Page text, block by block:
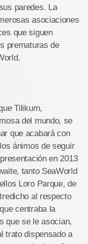
paredes. La
asociaciones
que siguen
prematuras de
Tilikum,
del mundo, se
que acabará con
ánimos de seguir
en 2013
tanto SeaWorld
Loro Parque, de
al respecto
centraba la
que se le asocian,
trato dispensado a